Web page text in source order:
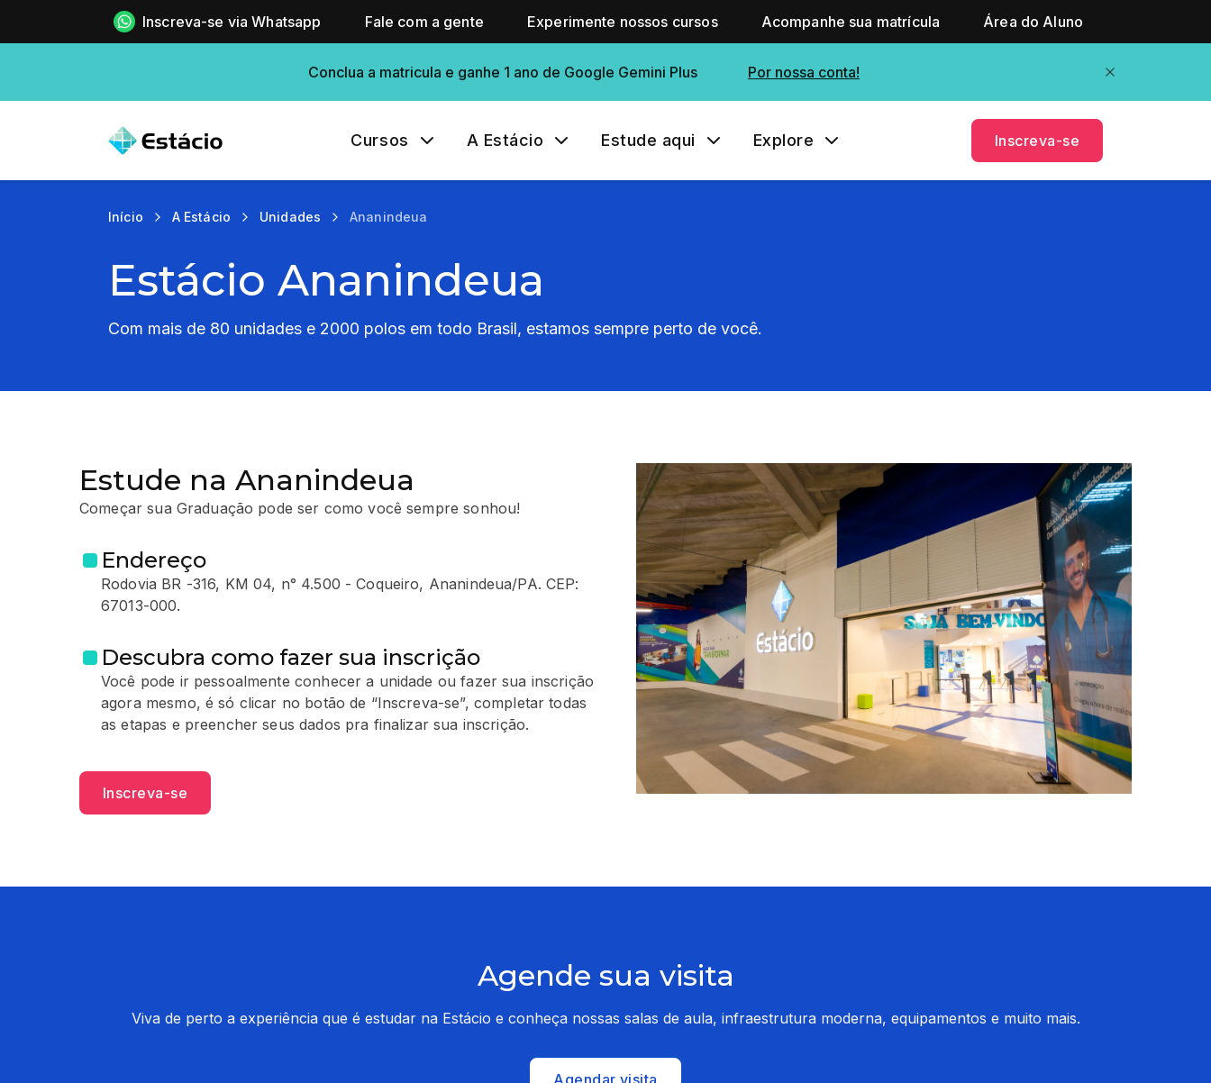
Inscreva-se via Whatsapp Fale com a gente Experimente nossos cursos Acompanhe sua matrícula Área do Aluno
Conclua a matricula e ganhe 1 ano de Google Gemini Plus Por nossa conta!
Cursos A Estácio Estude aqui Explore Inscreva-se
Início A Estácio Unidades Ananindeua
Estácio Ananindeua
Com mais de 80 unidades e 2000 polos em todo Brasil, estamos sempre perto de você.
Estude na Ananindeua
Começar sua Graduação pode ser como você sempre sonhou!
Endereço
Rodovia BR -316, KM 04, n° 4.500 - Coqueiro, Ananindeua/PA. CEP:
67013-000.
Descubra como fazer sua inscrição
Você pode ir pessoalmente conhecer a unidade ou fazer sua inscrição
agora mesmo, é só clicar no botão de “Inscreva-se”, completar todas
as etapas e preencher seus dados pra finalizar sua inscrição.
Inscreva-se
Agende sua visita
Viva de perto a experiência que é estudar na Estácio e conheça nossas salas de aula, infraestrutura moderna, equipamentos e muito mais.
Agendar visita